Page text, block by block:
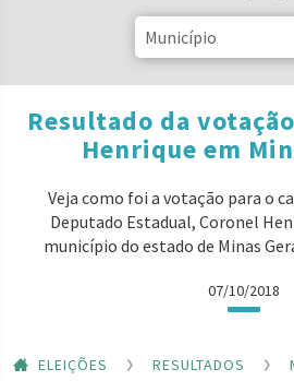
Resultado da
Henrique em
Veja como foi a votação para o
Deputado Estadual, Coronel
município do estado de Minas
07/10/2018
ELEIÇÕES RESULTADOS